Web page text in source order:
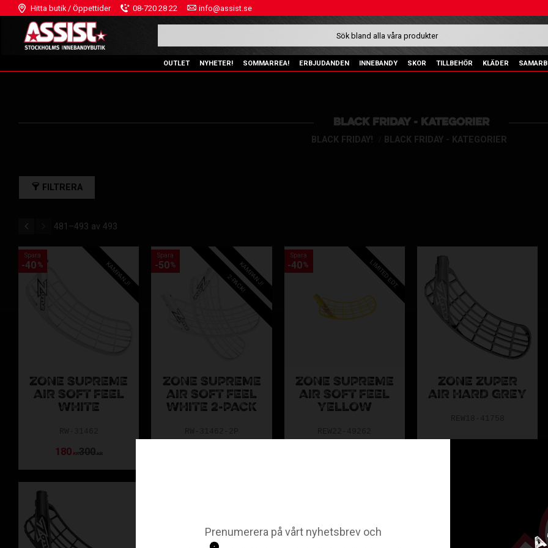
Hitta butik / Öppettider 08-720 28 22 info@assist.se
OUTLET NYHETER! SOMMARREA! ERBJUDANDEN INNEBANDY SKOR TILLBEHÖR KLÄDER
BLACK FRIDAY - KATEGORIER
BLACK FRIDAY! BLACK FRIDAY - KATEGORIER
FILTRERA
481–493 av 493
ZONE SUPREME
AIR SOFT FEEL
WHITE
180KR300KR
Spara
40 % KAMPANJ!
ZONE SUPREME
AIR SOFT FEEL
WHITE 2-PACK
Spara
50% KAMPANJ!
2-PACK!
ZONE SUPREME
AIR SOFT FEEL
YELLOW
Spara
40% LIMITED EDT.
ZONE ZUPER
AIR HARD GREY
Prenumerera på vårt nyhetsbrev och